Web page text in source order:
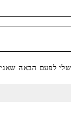
לפעם הבאה